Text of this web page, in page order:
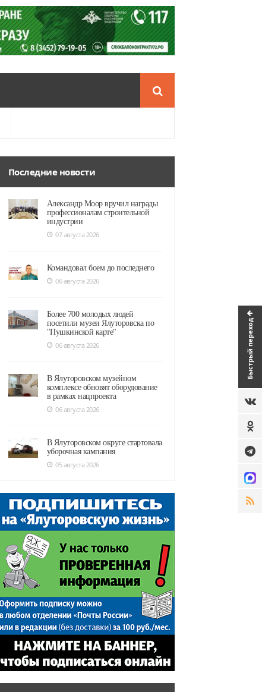
Быстрый переход
Последние новости
Александр Моор вручил награды
профессионалам строительной
индустрии
07 августа 2026
Командовал боем до последнего
06 августа 2026
Более 700 молодых людей
посетили музеи Ялуторовска по
"Пушкинской карте"
06 августа 2026
В Ялуторовском музейном
комплексе обновят оборудование
в рамках нацпроекта
06 августа 2026
В Ялуторовском округе стартовала
уборочная кампания
05 августа 2026